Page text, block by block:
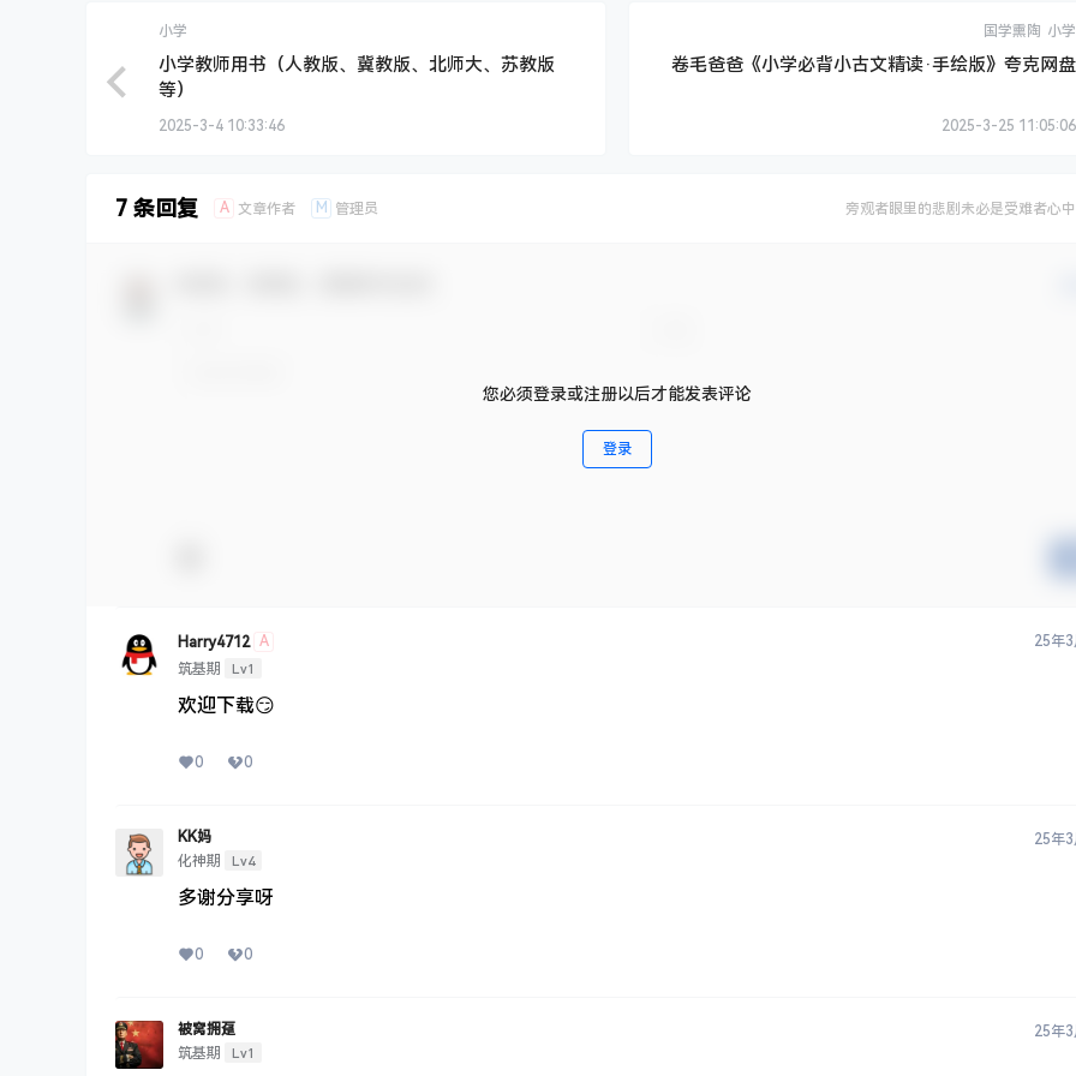
小学
小学教师用书（人教版、冀教版、北师大、苏教版
等）
2025-3-4 10:33:46
国学熏陶 小学
卷毛爸爸《小学必背小古文精读·手绘版》夸克网盘
2025-3-25 11:05:06
7 条回复 A 文章作者 M 管理员 旁观者眼里的悲剧未必是受难者心
您必须登录或注册以后才能发表评论
登录
Harry4712 A
筑基期
Lv1
25年3
欢迎下载😏
0 0
KK妈
化神期
Lv4
25年3
多谢分享呀
0 0
被窝拥趸
筑基期
Lv1
25年3